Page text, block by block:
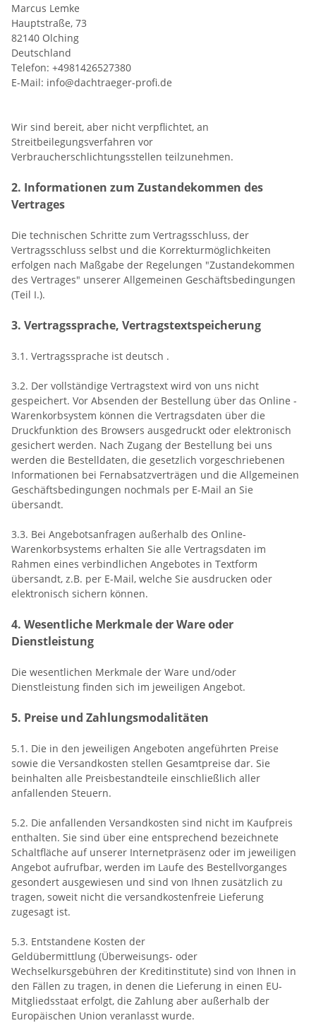
Marcus Lemke
Hauptstraße, 73
82140 Olching
Deutschland
Telefon: +4981426527380
E-Mail: info@dachtraeger-profi.de
Wir sind bereit, aber nicht verpflichtet, an
Streitbeilegungsverfahren vor
Verbraucherschlichtungsstellen teilzunehmen.
2. Informationen zum Zustandekommen des
Vertrages
Die technischen Schritte zum Vertragsschluss, der
Vertragsschluss selbst und die Korrekturmöglichkeiten
erfolgen nach Maßgabe der Regelungen "Zustandekommen
des Vertrages" unserer Allgemeinen Geschäftsbedingungen
(Teil I.).
3. Vertragssprache, Vertragstextspeicherung
3.1. Vertragssprache ist deutsch .
3.2. Der vollständige Vertragstext wird von uns nicht
gespeichert. Vor Absenden der Bestellung über das Online -
Warenkorbsystem können die Vertragsdaten über die
Druckfunktion des Browsers ausgedruckt oder elektronisch
gesichert werden. Nach Zugang der Bestellung bei uns
werden die Bestelldaten, die gesetzlich vorgeschriebenen
Informationen bei Fernabsatzverträgen und die Allgemeinen
Geschäftsbedingungen nochmals per E-Mail an Sie
übersandt.
3.3. Bei Angebotsanfragen außerhalb des Online-
Warenkorbsystems erhalten Sie alle Vertragsdaten im
Rahmen eines verbindlichen Angebotes in Textform
übersandt, z.B. per E-Mail, welche Sie ausdrucken oder
elektronisch sichern können.
4. Wesentliche Merkmale der Ware oder
Dienstleistung
Die wesentlichen Merkmale der Ware und/oder
Dienstleistung finden sich im jeweiligen Angebot.
5. Preise und Zahlungsmodalitäten
5.1. Die in den jeweiligen Angeboten angeführten Preise
sowie die Versandkosten stellen Gesamtpreise dar. Sie
beinhalten alle Preisbestandteile einschließlich aller
anfallenden Steuern.
5.2. Die anfallenden Versandkosten sind nicht im Kaufpreis
enthalten. Sie sind über eine entsprechend bezeichnete
Schaltfläche auf unserer Internetpräsenz oder im jeweiligen
Angebot aufrufbar, werden im Laufe des Bestellvorganges
gesondert ausgewiesen und sind von Ihnen zusätzlich zu
tragen, soweit nicht die versandkostenfreie Lieferung
zugesagt ist.
5.3. Entstandene Kosten der
Geldübermittlung (Überweisungs- oder
Wechselkursgebühren der Kreditinstitute) sind von Ihnen in
den Fällen zu tragen, in denen die Lieferung in einen EU-
Mitgliedsstaat erfolgt, die Zahlung aber außerhalb der
Europäischen Union veranlasst wurde.